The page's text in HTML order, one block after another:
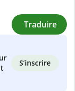
Traduire
S’inscrire